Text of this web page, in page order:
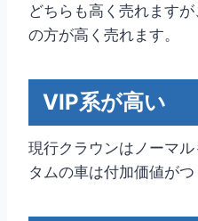
どちらも高く売れます
の方が高く売れます。
VIP系が高い
現行クラウンはノーマ
タムの車は付加価値がつ